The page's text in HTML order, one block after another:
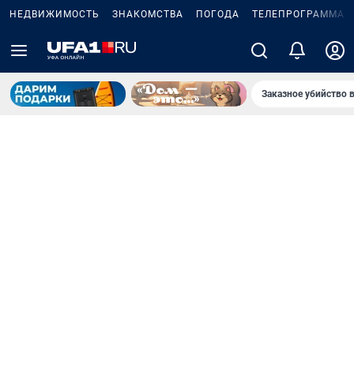
НЕДВИЖИМОСТЬ ЗНАКОМСТВА ПОГОДА ТЕЛЕПРОГРАММА
Заказное убийство